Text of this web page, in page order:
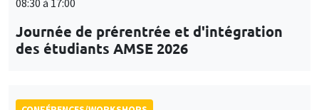
Journée de prérentrée et d'intégration
des étudiants AMSE 2026